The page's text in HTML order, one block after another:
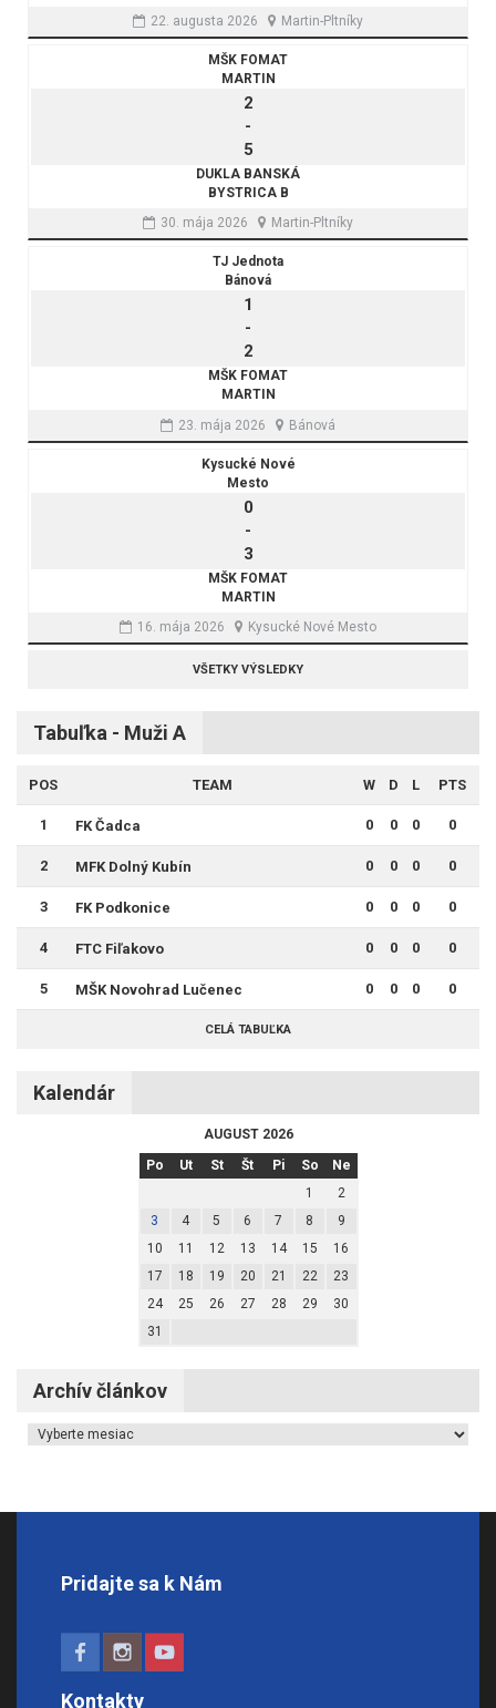
22. augusta 2026
Martin-Pltníky
MŠK FOMAT
MARTIN
2
-
5
DUKLA BANSKÁ
BYSTRICA B
30. mája 2026
Martin-Pltníky
TJ Jednota
Bánová
1
-
2
MŠK FOMAT
MARTIN
23. mája 2026
Bánová
Kysucké Nové
Mesto
0
-
3
MŠK FOMAT
MARTIN
16. mája 2026
Kysucké Nové Mesto
VŠETKY VÝSLEDKY
Tabuľka - Muži A
POS TEAM W D L PTS
1 FK Čadca 0 0 0 0
2 MFK Dolný Kubín 0 0 0 0
3 FK Podkonice 0 0 0 0
4 FTC Fiľakovo 0 0 0 0
5 MŠK Novohrad Lučenec 0 0 0 0
CELÁ TABUĽKA
Kalendár
AUGUST 2026
Po
Ut St Št Pi So
Ne
1
2
3
4 5 6 7 8
9
10
11 12 13 14 15
16
17
18 19 20 21 22
23
24
25 26 27 28 29
30
31
Archív článkov
Archív článkov
Pridajte sa k Nám
Kontakty